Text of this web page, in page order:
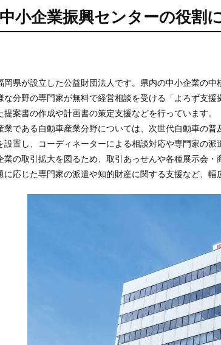
小企業振興センターの役割
岡県が設立した公益財団法人です。県内の中小企業の
な分野の専門家が無料で経営相談を受ける「よろず支
提案書の作成や計画書の策定支援などを行っています。
業である自動車産業分野については、次世代自動車の
設置し、コーディネーターによる相談対応や専門家の派
業の取引拡大を図るため、取引あっせんや各種展示会
に応じた専門家の派遣や知的財産に関する支援など、幅